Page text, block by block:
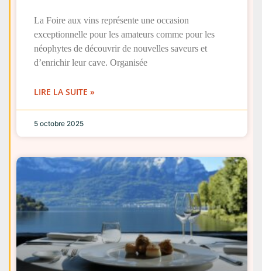
La Foire aux vins représente une occasion
exceptionnelle pour les amateurs comme pour les
néophytes de découvrir de nouvelles saveurs et
d’enrichir leur cave. Organisée
LIRE LA SUITE »
5 octobre 2025